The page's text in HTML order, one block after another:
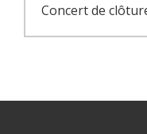
Concert de